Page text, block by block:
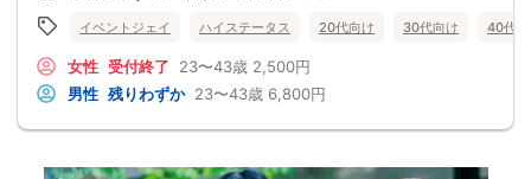
イベントジェイ ハイステータス 20代向け 30代向け 40代
女性 受付終了 23〜43歳 2,500円
男性 残りわずか 23〜43歳 6,800円